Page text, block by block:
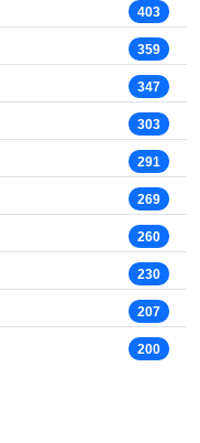
403
359
347
303
291
269
260
230
207
200